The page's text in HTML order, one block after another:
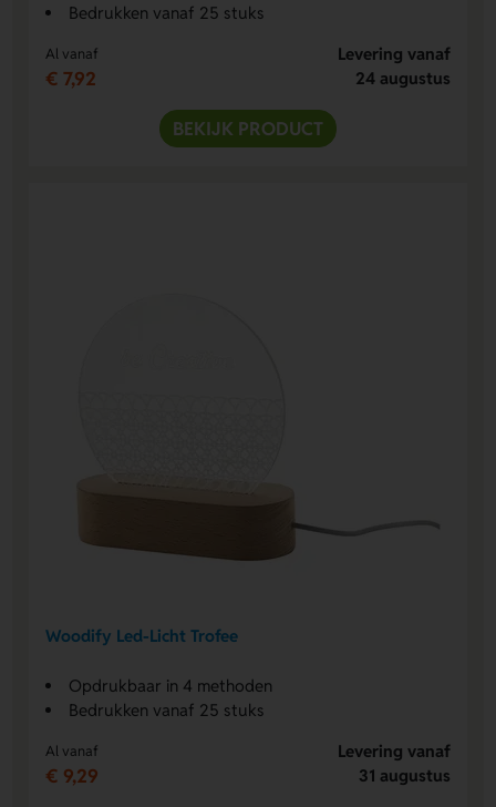
Bedrukken vanaf 25 stuks
Al vanaf
€ 7,92
Levering vanaf
24 augustus
BEKIJK PRODUCT
Woodify Led-Licht Trofee
Opdrukbaar in 4 methoden
Bedrukken vanaf 25 stuks
Al vanaf
€ 9,29
Levering vanaf
31 augustus